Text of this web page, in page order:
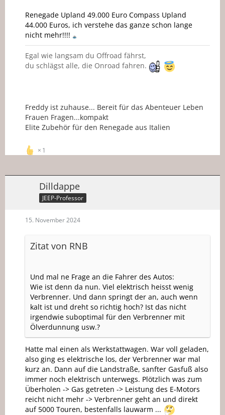
Renegade Upland 49.000 Euro Compass Upland
44.000 Euros, ich verstehe das ganze schon lange
nicht mehr!!!!
Egal wie langsam du Offroad fährst,
du schlägst alle, die Onroad fahren.
Freddy ist zuhause... Bereit für das Abenteuer Leben
Frauen Fragen...kompakt
Elite Zubehör für den Renegade aus Italien
1
Dilldappe
JEEP-Professor
15. November 2024
Zitat von RNB
Und mal ne Frage an die Fahrer des Autos:
Wie ist denn da nun. Viel elektrisch heisst wenig
Verbrenner. Und dann springt der an, auch wenn
kalt ist und dreht so richtig hoch? Ist das nicht
irgendwie suboptimal für den Verbrenner mit
Ölverdunnung usw.?
Hatte mal einen als Werkstattwagen. War voll geladen,
also ging es elektrische los, der Verbrenner war mal
kurz an. Dann auf die Landstraße, sanfter Gasfuß also
immer noch elektrisch unterwegs. Plötzlich was zum
Überholen -> Gas getreten -> Leistung des E-Motors
reicht nicht mehr -> Verbrenner geht an und direkt
auf 5000 Touren, bestenfalls lauwarm ...